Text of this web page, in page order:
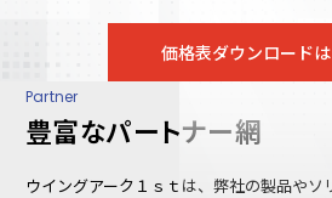
価格表ダウンロード
Partner
豊富なパートナー網
ウイングアーク１ｓｔは、弊社の製品や